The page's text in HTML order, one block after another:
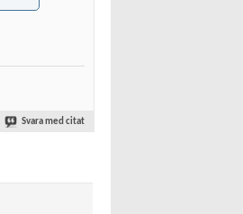
Svara med citat